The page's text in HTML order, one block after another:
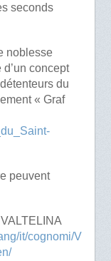
seconds
noblesse
concept
du
« Graf
peuvent
it/cognomi/V